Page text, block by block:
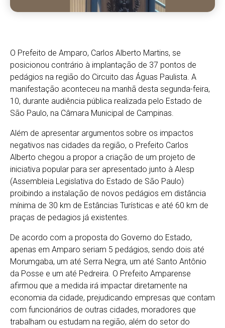
O Prefeito de Amparo, Carlos Alberto Martins, se
posicionou contrário à implantação de 37 pontos de
pedágios na região do Circuito das Águas Paulista. A
manifestação aconteceu na manhã desta segunda-feira,
10, durante audiência pública realizada pelo Estado de
São Paulo, na Câmara Municipal de Campinas.
Além de apresentar argumentos sobre os impactos
negativos nas cidades da região, o Prefeito Carlos
Alberto chegou a propor a criação de um projeto de
iniciativa popular para ser apresentado junto à Alesp
(Assembleia Legislativa do Estado de São Paulo)
proibindo a instalação de novos pedágios em distância
mínima de 30 km de Estâncias Turísticas e até 60 km de
praças de pedagios já existentes.
De acordo com a proposta do Governo do Estado,
apenas em Amparo seriam 5 pedágios, sendo dois até
Morumgaba, um até Serra Negra, um até Santo Antônio
da Posse e um até Pedreira. O Prefeito Amparense
afirmou que a medida irá impactar diretamente na
economia da cidade, prejudicando empresas que contam
com funcionários de outras cidades, moradores que
trabalham ou estudam na região, além do setor do